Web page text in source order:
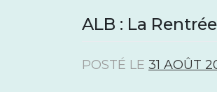
ALB : La
POSTÉ LE 31 AOÛT